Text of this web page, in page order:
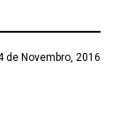
de Novembro, 2016